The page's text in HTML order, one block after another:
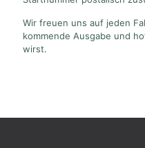
Wir freuen uns auf jeden
kommende Ausgabe und
wirst.